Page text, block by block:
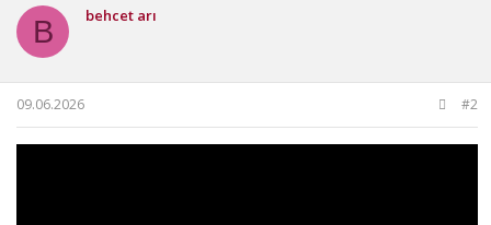
B behcet arı
09.06.2026 #2